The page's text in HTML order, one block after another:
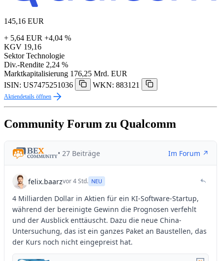
145,16 EUR
+ 5,64 EUR +4,04 %
KGV 19,16
Sektor Technologie
Div.-Rendite 2,24 %
Marktkapitalisierung 176,25 Mrd. EUR
ISIN: US7475251036
WKN: 883121
Aktiendetails öffnen
Community Forum zu Qualcomm